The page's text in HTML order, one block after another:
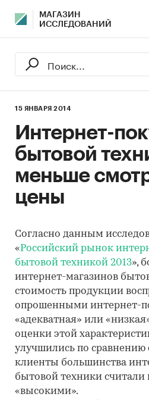
МАГАЗИН
ИССЛЕДОВАНИЙ
15 ЯНВАРЯ 2014
Интернет-
бытовой
меньше
цены
Согласно данным
«Российский рынок
бытовой техникой 2013»,
интернет-магазинов
стоимость продукции
опрошенными интернет-
«адекватная» или
оценки этой
улучшились по сравнению
клиенты большинства
бытовой техники считали
«высокими».